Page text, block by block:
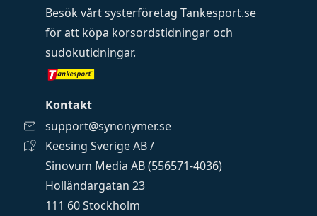
Besök vårt systerföretag Tankesport.se
för att köpa korsordstidningar och
sudokutidningar.
Kontakt
support@synonymer.se
Keesing Sverige AB /
Sinovum Media AB (556571-4036)
Holländargatan 23
111 60 Stockholm